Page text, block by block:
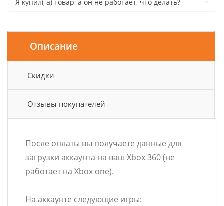
Я купил(-а) товар, а он не работает, что делать?
Описание
Скидки
Отзывы покупателей
После оплаты вы получаете данные для
загрузки аккаунта на ваш Xbox 360 (не
работает на Xbox one).
На аккаунте следующие игры: